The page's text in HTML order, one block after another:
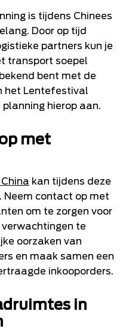
is tijdens Chinees
Door op tijd
partners kun je
transport soepel
bent met de
het Lentefestival
hierop aan.
met
kan tijdens deze
Neem contact op met
om te zorgen voor
te
oorzaken van
en maak samen een
inkooporders.
in